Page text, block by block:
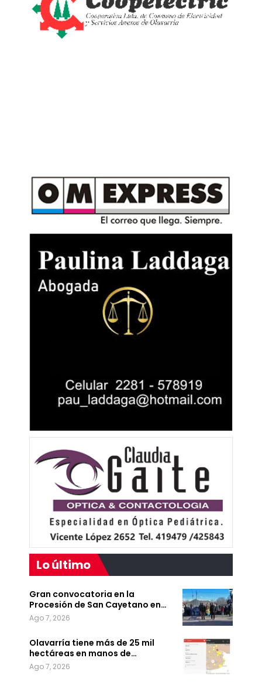
Lo último
Gran convocatoria en la
Procesión de San Cayetano en…
Ago 7, 2026
Olavarría tiene más de 25 mil
hectáreas en manos de…
Ago 7, 2026